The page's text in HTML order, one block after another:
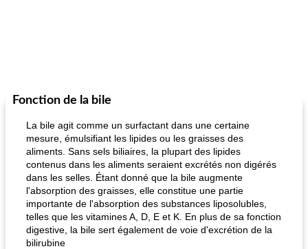
Fonction de la bile
La bile agit comme un surfactant dans une certaine
mesure, émulsifiant les lipides ou les graisses des
aliments. Sans sels biliaires, la plupart des lipides
contenus dans les aliments seraient excrétés non digérés
dans les selles. Étant donné que la bile augmente
l'absorption des graisses, elle constitue une partie
importante de l'absorption des substances liposolubles,
telles que les vitamines A, D, E et K. En plus de sa fonction
digestive, la bile sert également de voie d'excrétion de la
bilirubine